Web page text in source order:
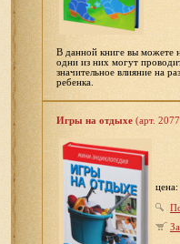
В данной книге вы можете
одни из них могут
значительное влияние на
ребенка.
Игры на отдыхе (арт.
цена: